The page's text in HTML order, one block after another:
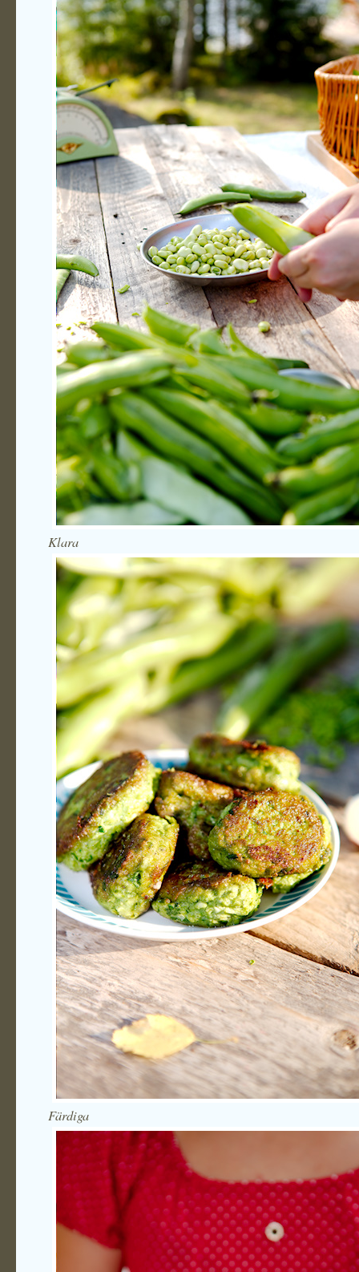
Klara
Färdiga